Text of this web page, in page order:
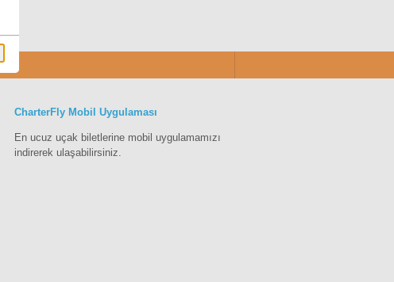
CharterFly Mobil Uygulaması
En ucuz uçak biletlerine mobil uygulamamızı
indirerek ulaşabilirsiniz.